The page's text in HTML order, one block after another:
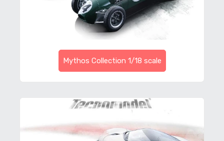
Mythos Collection 1/18 scale